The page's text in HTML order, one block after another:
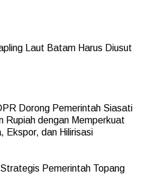
Laut Batam Harus Diusut
Dorong Pemerintah Siasati
Rupiah dengan Memperkuat
Ekspor, dan Hilirisasi
Pemerintah Topang